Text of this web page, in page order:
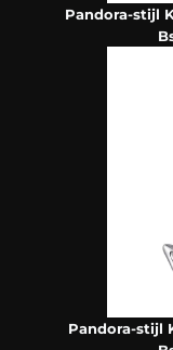
Pandora-stijl
Pandora-stijl